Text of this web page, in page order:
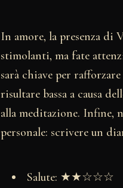
In amore, la presenza
stimolanti, ma fate
sarà chiave per
risultare bassa a causa
alla meditazione. Infine,
personale: scrivere un
Salute: ★★☆☆☆